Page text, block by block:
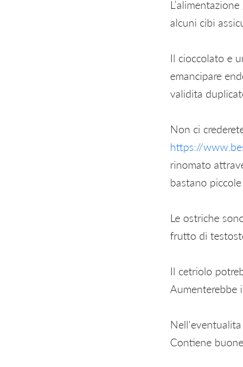
alcuni cibi
Il cioccolato e
emancipare
validita
Non ci
https://
rinomato
bastano
Le ostriche
frutto di
Il cetriolo
Aumenterebbe
Nell'eventualita
Contiene